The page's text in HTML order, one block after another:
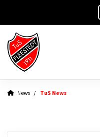
News TuS News